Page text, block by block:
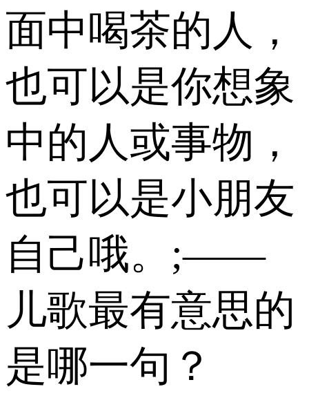
面中喝茶的人，
也可以是你想象
中的人或事物，
也可以是小朋友
自己哦。;——
儿歌最有意思的
是哪一句？